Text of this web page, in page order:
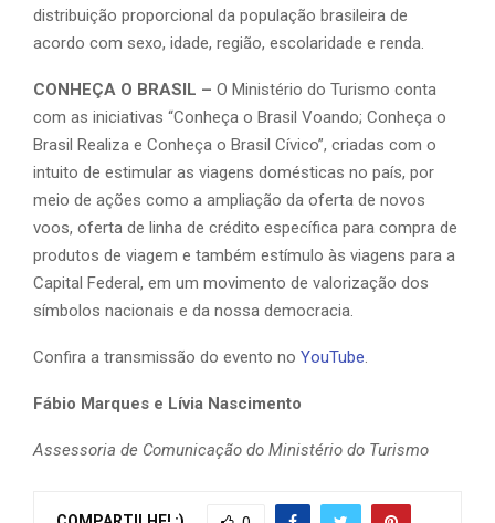
distribuição proporcional da população brasileira de
acordo com sexo, idade, região, escolaridade e renda.
CONHEÇA O BRASIL – O Ministério do Turismo conta
com as iniciativas “Conheça o Brasil Voando; Conheça o
Brasil Realiza e Conheça o Brasil Cívico”, criadas com o
intuito de estimular as viagens domésticas no país, por
meio de ações como a ampliação da oferta de novos
voos, oferta de linha de crédito específica para compra de
produtos de viagem e também estímulo às viagens para a
Capital Federal, em um movimento de valorização dos
símbolos nacionais e da nossa democracia.
Confira a transmissão do evento no YouTube.
Fábio Marques e Lívia Nascimento
Assessoria de Comunicação do Ministério do Turismo